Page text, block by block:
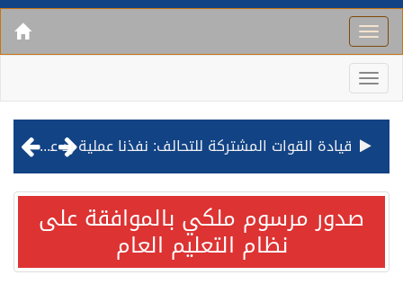
قيادة القوات المشتركة للتحالف: نفذنا عملية رد عسكري متناسبة لأهداف عسكرية مشروعة تابعة للمليشيا الحوثية الإرهابية في محافظة الحديدة
مصدر مسؤول بالهيئة العامة للنقل: استهداف السفينة السعودية NCC MASA خلال إبحارها في البحر الأحمر نتج عنه إصابة طفيفة في بدنها صدور مرسوم ملكي بالموافقة على
نظام التعليم العام